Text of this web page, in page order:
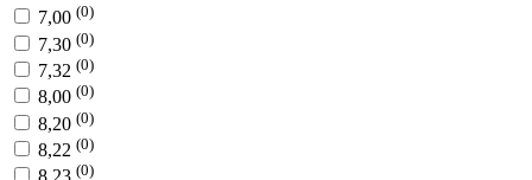
7,00 (0)
7,30 (0)
7,32 (0)
8,00 (0)
8,20 (0)
8,22 (0)
(0)